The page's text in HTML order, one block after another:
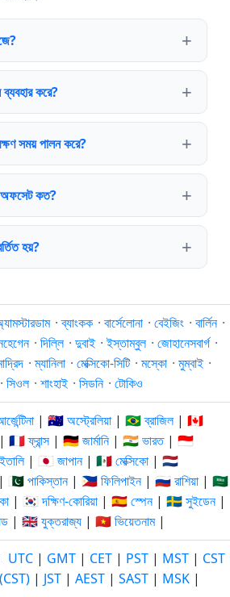
করে?
সময় পালন করে?
কত?
হয়?
·ব্যাংকক · বার্সেলোনা · বেইজিং · বার্লিন ·
· দিল্লি · দুবাই ·ইস্তাম্বুল · জোহানেসবার্গ ·
·ম্যানিলা · মেক্সিকো-সিটি · মস্কো · মুম্বাই ·
· সিওল · শাংহাই · সিডনি · টোকিও
| 🇦🇺 অস্ট্রেলিয়া | 🇧🇷 ব্রাজিল| 🇨🇦
🇫🇷 ফ্রান্স| 🇩🇪 জার্মানি| 🇮🇳 ভারত| 🇮🇩
| 🇯🇵 জাপান| 🇲🇽 মেক্সিকো | 🇳🇱
| 🇵🇰 পাকিস্তান| 🇵🇭 ফিলিপাইন| 🇷🇺 রাশিয়া | 🇸🇦
| 🇰🇷 দক্ষিণ-কোরিয়া | 🇪🇸 স্পেন| 🇸🇪 সুইডেন|
| 🇬🇧 যুক্তরাজ্য | 🇻🇳 ভিয়েতনাম|
UTC | GMT | CET | PST | MST | CST
| JST | AEST | SAST | MSK |